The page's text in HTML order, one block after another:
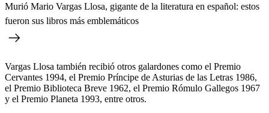
Murió Mario Vargas Llosa, gigante de la literatura en español: estos
fueron sus libros más emblemáticos
Vargas Llosa también recibió otros galardones como el Premio
Cervantes 1994, el Premio Príncipe de Asturias de las Letras 1986,
el Premio Biblioteca Breve 1962, el Premio Rómulo Gallegos 1967
y el Premio Planeta 1993, entre otros.